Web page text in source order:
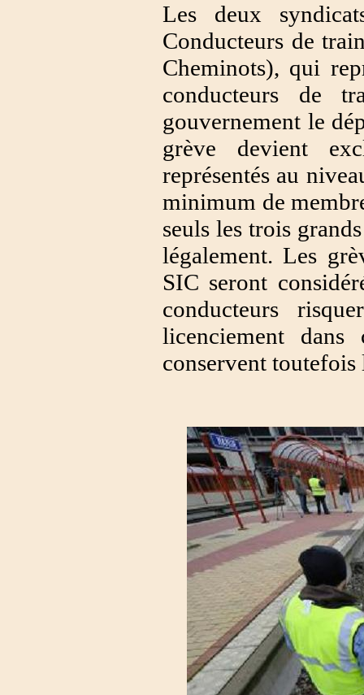
Les deux
Conducteurs de
Cheminots), qui
conducteurs de
gouvernement le
grève devient
représentés au
minimum de
seuls les trois
légalement. Les
SIC seront
conducteurs
licenciement
conservent